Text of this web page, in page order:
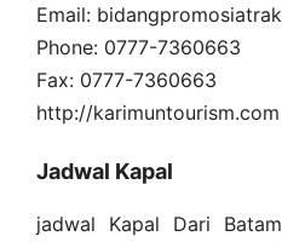
Email:
Phone: 0777-7360663
Fax: 0777-7360663
http://karimuntourism.com
Jadwal Kapal
jadwal Kapal Dari